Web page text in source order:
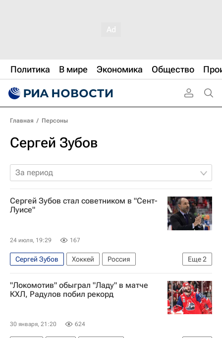
Политика В мире Экономика Общество
Главная / Персоны
Сергей Зубов
За период
Сергей Зубов стал советником в "Сент-
Луисе"
24 июля, 19:29 167
Еще2
Сергей Зубов Хоккей
Россия
Национальная хоккейная лига (НХЛ)
Сент-Луис Блюз
"Локомотив" обыграл "Ладу" в матче
КХЛ, Радулов побил рекорд
30 января, 21:20 624